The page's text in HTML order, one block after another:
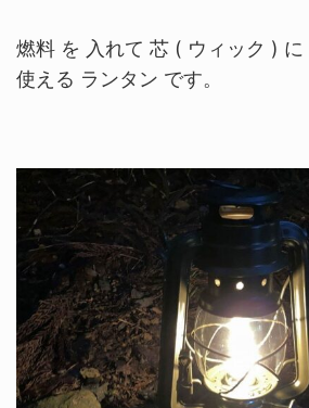
燃料 を 入れて 芯 ( ウィック )
使える ランタン です。